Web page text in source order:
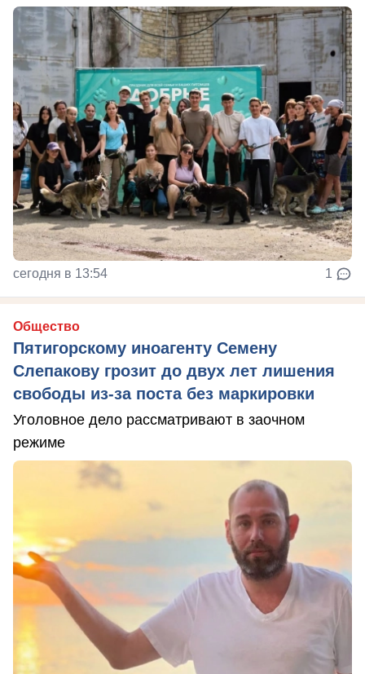
сегодня в 13:54 1
Общество
Пятигорскому иноагенту Семену
Слепакову грозит до двух лет лишения
свободы из-за поста без маркировки
Уголовное дело рассматривают в заочном
режиме